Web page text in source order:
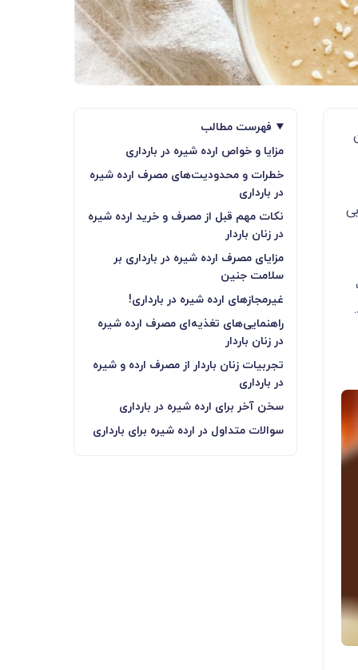
فهرست مطالب
مزایا و خواص ارده شیره در بارداری
خطرات و محدودیت‌های مصرف ارده شیره
در بارداری
نکات مهم قبل از مصرف و خرید ارده شیره
در زنان باردار
مزایای مصرف ارده شیره در بارداری بر
سلامت جنین
غیرمجازهای ارده شیره در بارداری!
راهنمایی‌های تغذیه‌ای مصرف ارده شیره
در زنان باردار
تجربیات زنان باردار از مصرف ارده و شیره
در بارداری
سخن آخر برای ارده شیره در بارداری
سوالات متداول در ارده شیره برای بارداری